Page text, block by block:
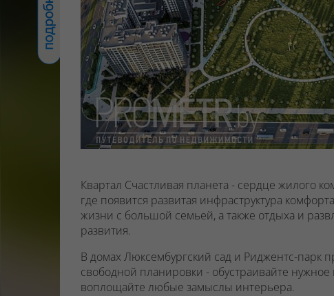
Квартал Счастливая планета - сердце жилого
где появится развитая инфраструктура
жизни с большой семьей, а также отдыха и
развития.
В домах Люксембургский сад и Риджентс-парк
свободной планировки - обустраивайте нужное
воплощайте любые замыслы интерьера.